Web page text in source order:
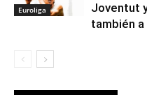
Euroliga
Joventut
también